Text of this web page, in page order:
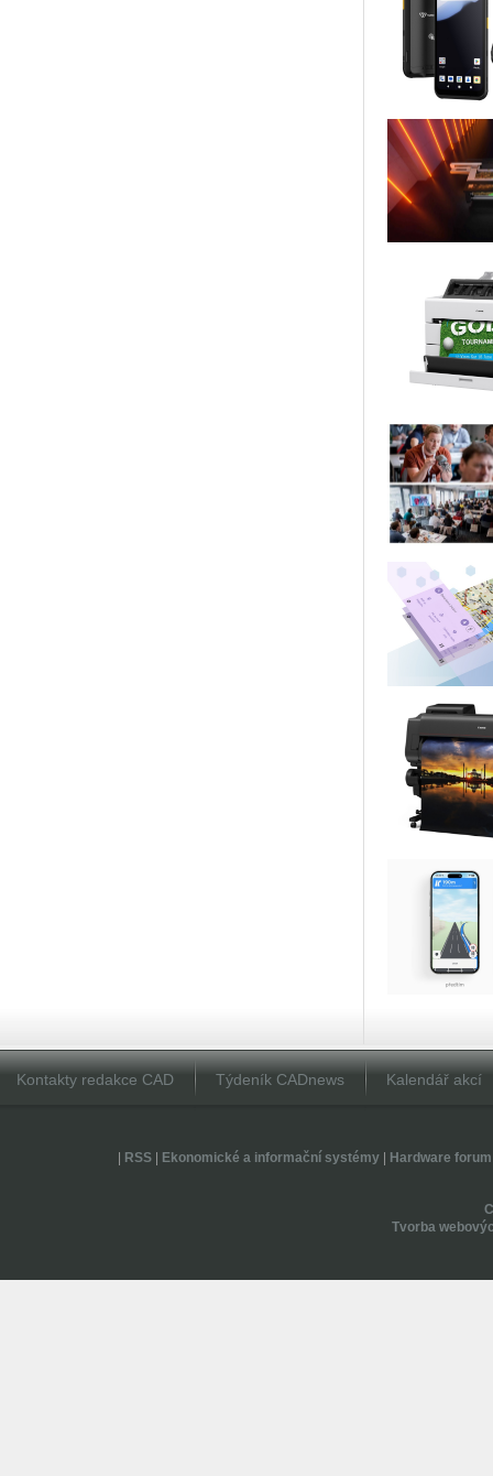
Kontakty redakce CAD Týdeník CADnews Kalendář akcí
RSS| Ekonomické a informační systémy| Hardware forum
Tvorba